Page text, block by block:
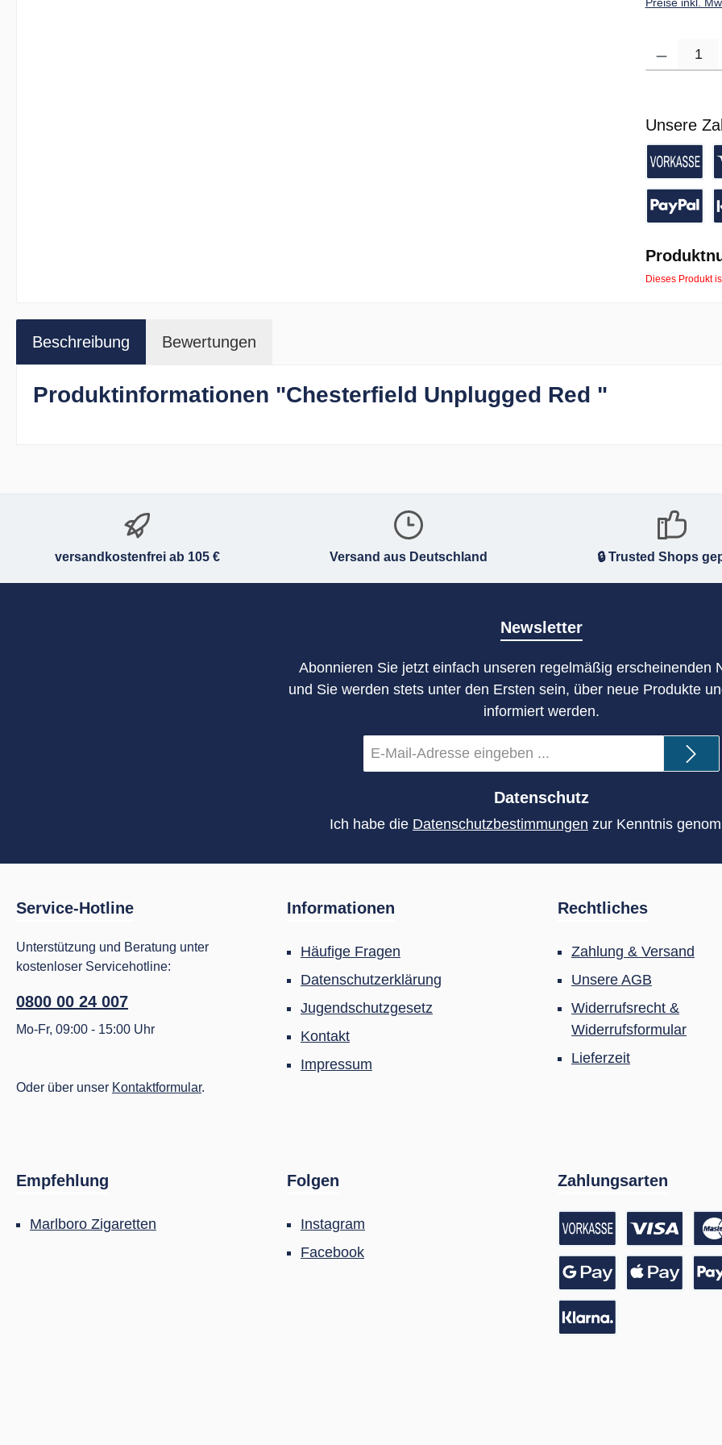
Unsere
Vorkasse
Dieses Produkt
Beschreibung Bewertungen
Produktinformationen "Chesterfield Unplugged Red "
versandkostenfrei ab 105 € Versand aus Deutschland 🔒 Trusted Shops
Newsletter
Abonnieren Sie jetzt einfach unseren regelmäßig erscheinenden
und Sie werden stets unter den Ersten sein, über neue Produkte
informiert werden.
Mail-
Adresse
Datenschutz
Ich habe die Datenschutzbestimmungen zur Kenntnis
Service-Hotline
Unterstützung und Beratung unter
kostenloser Servicehotline:
0800 00 24 007
Mo-Fr, 09:00 - 15:00 Uhr
Oder über unser Kontaktformular.
Informationen
Häufige Fragen
Datenschutzerklärung
Jugendschutzgesetz
Kontakt
Impressum
Rechtliches
Zahlung & Versand
Unsere AGB
Widerrufsrecht &
Widerrufsformular
Lieferzeit
Empfehlung
Marlboro Zigaretten
Folgen
Instagram
Facebook
Zahlungsarten
Vorkasse /Kreditkarte
Google Pay